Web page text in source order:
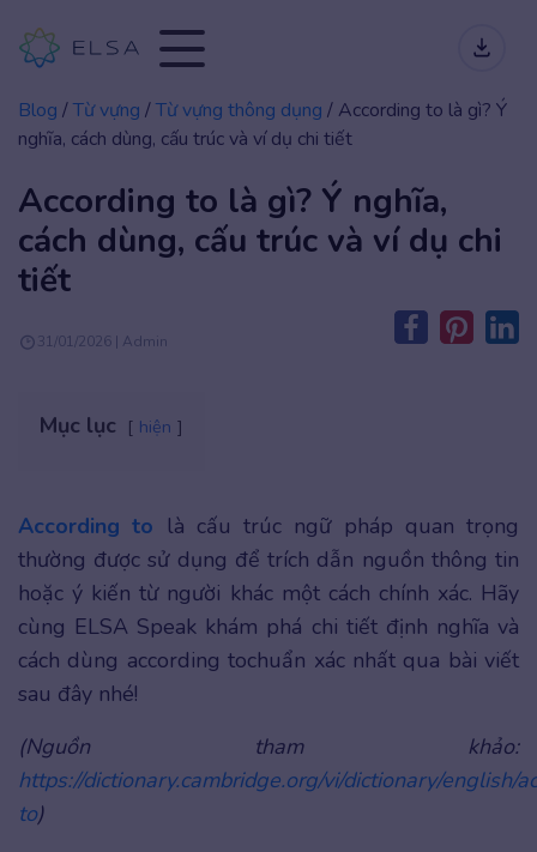
Blog /Từ vựng /Từ vựng thông dụng / According to là gì? Ý
nghĩa, cách dùng, cấu trúc và ví dụ chi tiết
According to là gì? Ý nghĩa,
cách dùng, cấu trúc và ví dụ chi
tiết
31/01/2026 | Admin
Mục lục hiện
According to là cấu trúc ngữ pháp quan trọng
thường được sử dụng để trích dẫn nguồn thông tin
hoặc ý kiến từ người khác một cách chính xác. Hãy
cùng ELSA Speak khám phá chi tiết định nghĩa và
cách dùng according tochuẩn xác nhất qua bài viết
sau đây nhé!
(Nguồn tham khảo:
https://dictionary.cambridge.org/vi/dictionary/english/
to)